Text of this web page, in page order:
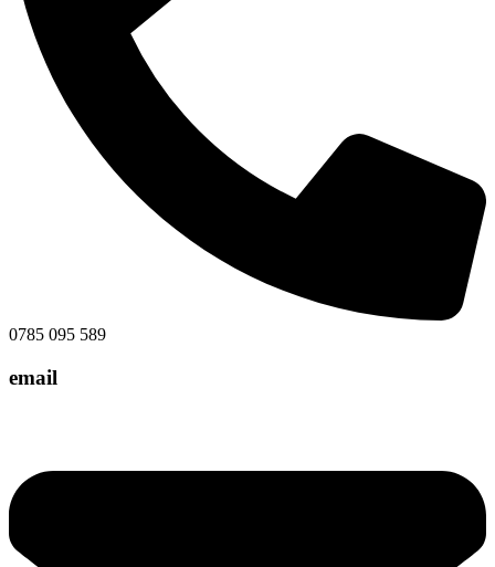
0785 095 589
email